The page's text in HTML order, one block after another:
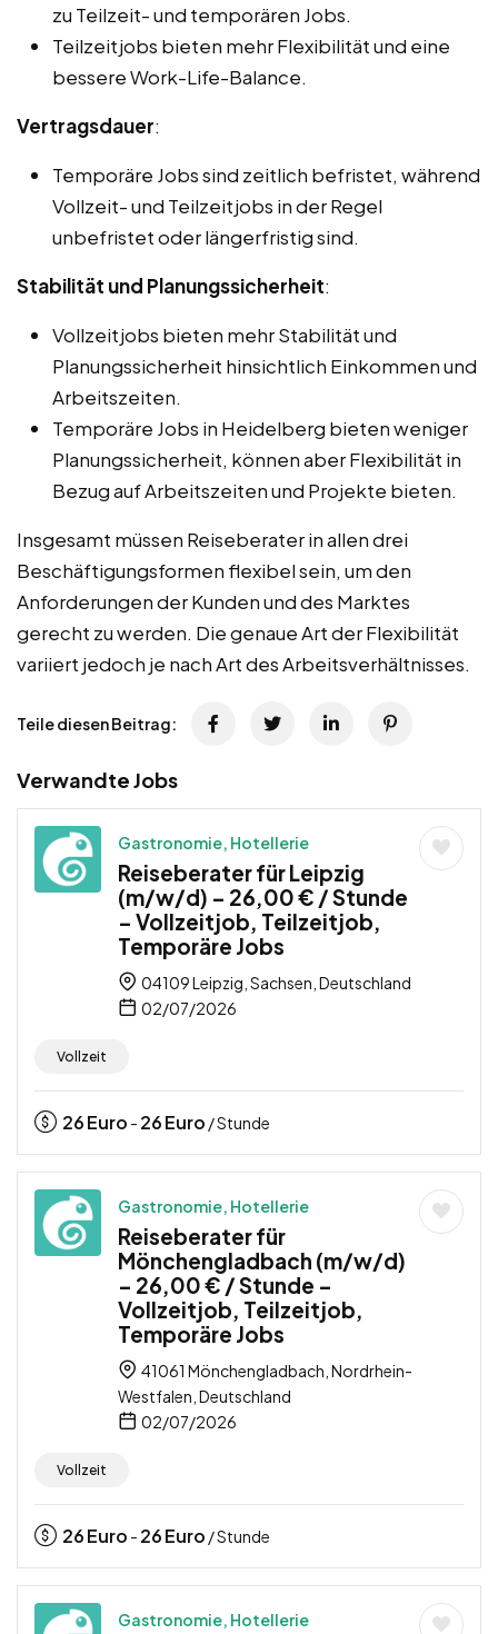
zu Teilzeit- und temporären Jobs.
Teilzeitjobs bieten mehr Flexibilität und eine
bessere Work-Life-Balance.
Vertragsdauer:
Temporäre Jobs sind zeitlich befristet, während
Vollzeit- und Teilzeitjobs in der Regel
unbefristet oder längerfristig sind.
Stabilität und Planungssicherheit:
Vollzeitjobs bieten mehr Stabilität und
Planungssicherheit hinsichtlich Einkommen und
Arbeitszeiten.
Temporäre Jobs in Heidelberg bieten weniger
Planungssicherheit, können aber Flexibilität in
Bezug auf Arbeitszeiten und Projekte bieten.
Insgesamt müssen Reiseberater in allen drei
Beschäftigungsformen flexibel sein, um den
Anforderungen der Kunden und des Marktes
gerecht zu werden. Die genaue Art der Flexibilität
variiert jedoch je nach Art des Arbeitsverhältnisses.
Teile diesen Beitrag:
Verwandte Jobs
Gastronomie, Hotellerie
Reiseberater für Leipzig
(m/w/d) – 26,00 € / Stunde
– Vollzeitjob, Teilzeitjob,
Temporäre Jobs
04109 Leipzig, Sachsen, Deutschland
02/07/2026
Vollzeit
26Euro - 26Euro / Stunde
Gastronomie, Hotellerie
Reiseberater für
Mönchengladbach (m/w/d)
– 26,00 € / Stunde –
Vollzeitjob, Teilzeitjob,
Temporäre Jobs
41061 Mönchengladbach, Nordrhein-
Westfalen, Deutschland
02/07/2026
Vollzeit
26Euro - 26Euro / Stunde
Gastronomie, Hotellerie